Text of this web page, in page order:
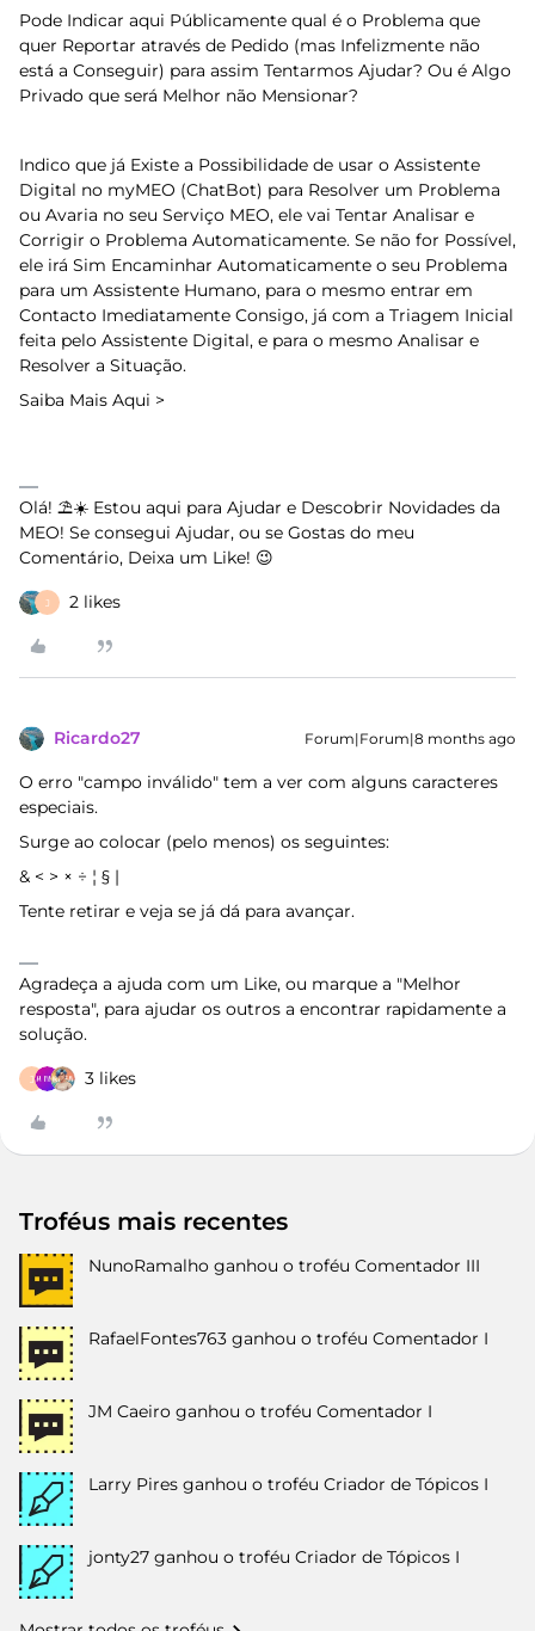
Pode Indicar aqui Públicamente qual é o Problema que
quer Reportar através de Pedido (mas Infelizmente não
está a Conseguir) para assim Tentarmos Ajudar? Ou é Algo
Privado que será Melhor não Mensionar?
Indico que já Existe a Possibilidade de usar o Assistente
Digital no myMEO (ChatBot) para Resolver um Problema
ou Avaria no seu Serviço MEO, ele vai Tentar Analisar e
Corrigir o Problema Automaticamente. Se não for Possível,
ele irá Sim Encaminhar Automaticamente o seu Problema
para um Assistente Humano, para o mesmo entrar em
Contacto Imediatamente Consigo, já com a Triagem Inicial
feita pelo Assistente Digital, e para o mesmo Analisar e
Resolver a Situação.
Saiba Mais Aqui >
Olá! ⛱️☀️ Estou aqui para Ajudar e Descobrir Novidades da
MEO! Se consegui Ajudar, ou se Gostas do meu
Comentário, Deixa um Like! 😉
J 2 likes
Ricardo27 Forum|Forum|8 months ago
O erro "campo inválido" tem a ver com alguns caracteres
especiais.
Surge ao colocar (pelo menos) os seguintes:
& < > × ÷ ¦ § |
Tente retirar e veja se já dá para avançar.
Agradeça a ajuda com um Like, ou marque a "Melhor
resposta", para ajudar os outros a encontrar rapidamente a
solução.
J 3 likes
Troféus mais recentes
NunoRamalho ganhou o troféu Comentador III
RafaelFontes763 ganhou o troféu Comentador I
JM Caeiro ganhou o troféu Comentador I
Larry Pires ganhou o troféu Criador de Tópicos I
jonty27 ganhou o troféu Criador de Tópicos I